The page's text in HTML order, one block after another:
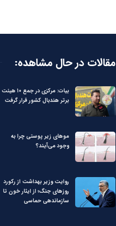
مقالات در حال مشاهده:
بیات: مرکزی در جمع ۱۰ هیئت
برتر هندبال کشور قرار گرفت
مو‌های زیر پوستی چرا به
وجود می‌آیند؟
روایت وزیر بهداشت از رکورد
روزهای جنگ؛ از ایثار خون تا
سازماندهی حماسی